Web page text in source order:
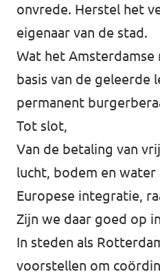
onvrede. Herstel het
eigenaar van de stad.
Wat het
basis van de geleerde
permanent
Tot slot,
Van de betaling van
lucht, bodem en water
Europese integratie,
Zijn we daar goed op
In steden als
voorstellen om